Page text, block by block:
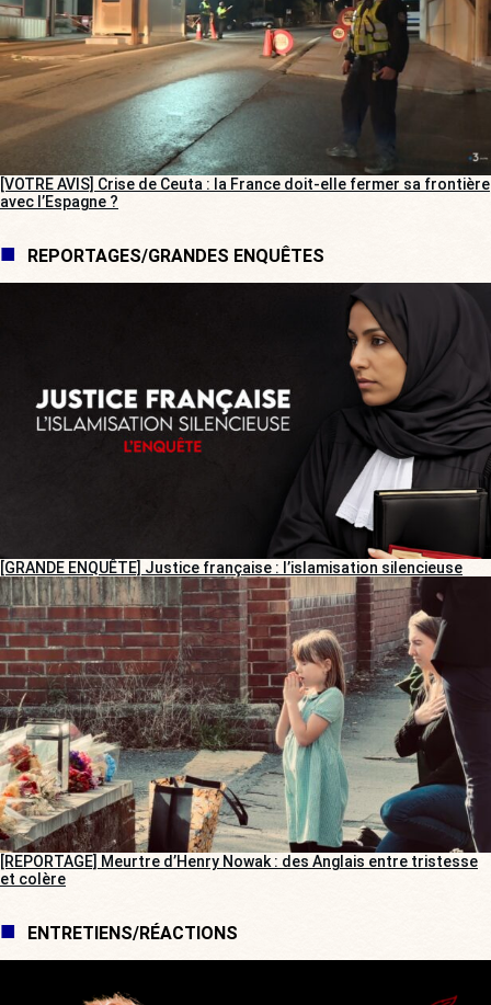
[VOTRE AVIS] Crise de Ceuta : la France doit-elle fermer sa frontière
avec l’Espagne ?
REPORTAGES/GRANDES ENQUÊTES
[GRANDE ENQUÊTE] Justice française : l’islamisation silencieuse
[REPORTAGE] Meurtre d’Henry Nowak : des Anglais entre tristesse
et colère
ENTRETIENS/RÉACTIONS